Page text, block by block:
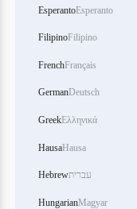
EsperantoEsperanto
FilipinoFilipino
FrenchFrançais
GermanDeutsch
GreekΕλληνικά
HausaHausa
Hebrewעברית
HungarianMagyar